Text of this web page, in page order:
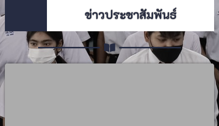
ข่าวประชาสัมพันธ์